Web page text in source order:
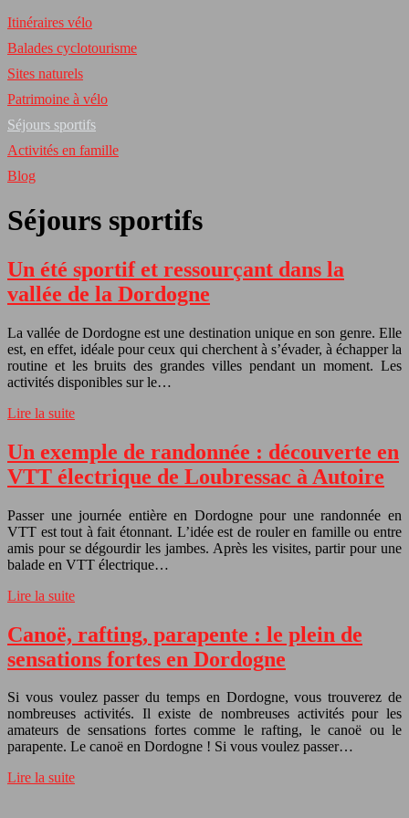
Itinéraires vélo
Balades cyclotourisme
Sites naturels
Patrimoine à vélo
Séjours sportifs
Activités en famille
Blog
Séjours sportifs
Un été sportif et ressourçant dans la
vallée de la Dordogne
La vallée de Dordogne est une destination unique en son genre. Elle
est, en effet, idéale pour ceux qui cherchent à s’évader, à échapper la
routine et les bruits des grandes villes pendant un moment. Les
activités disponibles sur le…
Lire la suite
Un exemple de randonnée : découverte en
VTT électrique de Loubressac à Autoire
Passer une journée entière en Dordogne pour une randonnée en
VTT est tout à fait étonnant. L’idée est de rouler en famille ou entre
amis pour se dégourdir les jambes. Après les visites, partir pour une
balade en VTT électrique…
Lire la suite
Canoë, rafting, parapente : le plein de
sensations fortes en Dordogne
Si vous voulez passer du temps en Dordogne, vous trouverez de
nombreuses activités. Il existe de nombreuses activités pour les
amateurs de sensations fortes comme le rafting, le canoë ou le
parapente. Le canoë en Dordogne ! Si vous voulez passer…
Lire la suite